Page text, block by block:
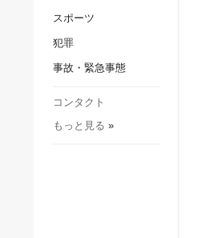
スポーツ
スポーツ
犯罪
事故・緊急事態
コンタクト
もっと見る »